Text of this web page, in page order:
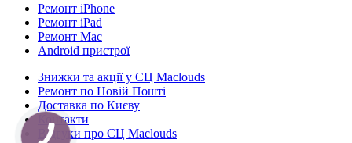
Ремонт iPhone
Ремонт iPad
Ремонт Mac
Android пристрої
Знижки та акції у СЦ Maclouds
Ремонт по Новій Пошті
Доставка по Києву
Контакти
Відгуки про СЦ Maclouds
КНОПКА
СВЯЗИ